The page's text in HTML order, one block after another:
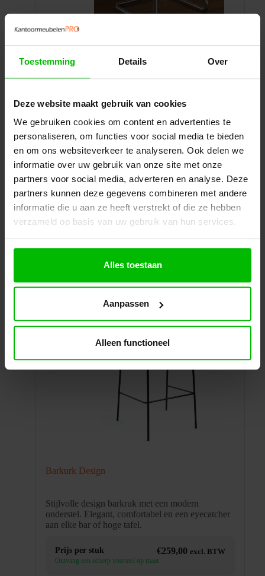
Toestemming Details Over
Deze website maakt gebruik van cookies
We gebruiken cookies om content en advertenties te
personaliseren, om functies voor social media te bieden
en om ons websiteverkeer te analyseren. Ook delen we
informatie over uw gebruik van onze site met onze
partners voor social media, adverteren en analyse. Deze
partners kunnen deze gegevens combineren met andere
informatie die u aan ze heeft verstrekt of die ze hebben
verzameld op basis van uw gebruik van hun services.
Alles toestaan
Aanpassen
Alleen functioneel
Vergaderstoel Design
warmte en klasse voor een professionele en
Prijs per stuk €209,00 excl. BTW
Ontvang een scherp voorstel op maat
Specificaties Winkelwagen
Toevoegen aan uw offerte
Barkurk Design
Stijlvolle design barkruk met een modern
onderstel. Elegant, comfortabel en een eyecatcher
aan elke bar of hoge tafel.
Prijs per stuk €259,00 excl. BTW
Ontvang een scherp voorstel op maat